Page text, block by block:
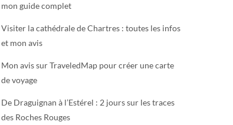
mon guide complet
Visiter la cathédrale de Chartres : toutes les infos
et mon avis
Mon avis sur TraveledMap pour créer une carte
de voyage
De Draguignan à l’Estérel : 2 jours sur les traces
des Roches Rouges